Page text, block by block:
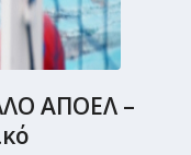
ΑΠΟΕΛ –